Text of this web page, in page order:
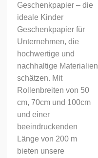
Geschenkpapier – die
ideale Kinder
Geschenkpapier für
Unternehmen, die
hochwertige und
nachhaltige Materialien
schätzen. Mit
Rollenbreiten von 50
cm, 70cm und 100cm
und einer
beeindruckenden
Länge von 200 m
bieten unsere